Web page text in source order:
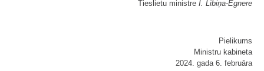
Tieslietu ministre I. Lībiņa-Egnere
Pielikums
Ministru kabineta
2024. gada 6. februāra